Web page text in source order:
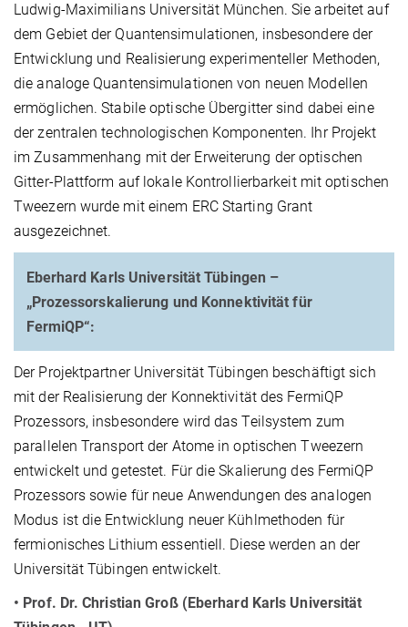
Ludwig-Maximilians Universität München. Sie arbeitet auf
dem Gebiet der Quantensimulationen, insbesondere der
Entwicklung und Realisierung experimenteller Methoden,
die analoge Quantensimulationen von neuen Modellen
ermöglichen. Stabile optische Übergitter sind dabei eine
der zentralen technologischen Komponenten. Ihr Projekt
im Zusammenhang mit der Erweiterung der optischen
Gitter-Plattform auf lokale Kontrollierbarkeit mit optischen
Tweezern wurde mit einem ERC Starting Grant
ausgezeichnet.
Eberhard Karls Universität Tübingen –
„Prozessorskalierung und Konnektivität für
FermiQP“:
Der Projektpartner Universität Tübingen beschäftigt sich
mit der Realisierung der Konnektivität des FermiQP
Prozessors, insbesondere wird das Teilsystem zum
parallelen Transport der Atome in optischen Tweezern
entwickelt und getestet. Für die Skalierung des FermiQP
Prozessors sowie für neue Anwendungen des analogen
Modus ist die Entwicklung neuer Kühlmethoden für
fermionisches Lithium essentiell. Diese werden an der
Universität Tübingen entwickelt.
• Prof. Dr. Christian Groß (Eberhard Karls Universität